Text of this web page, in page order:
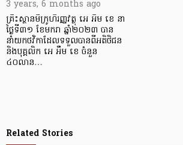
3 years, 6 months ago
គ្រឹះស្ថានមីក្រូហិរញ្ញវត្ថុ អេ អឹម ខេ នា
ថ្ងៃទី៣១ ខែមករា ឆ្នាំ២០២៣ បាន
នាំយកថវិកាដែលទទួលបានពីអតិថិជន
និងបុគ្គលិក អេ អឹម ខេ ចំនួន
៤០លាន…
Related Stories